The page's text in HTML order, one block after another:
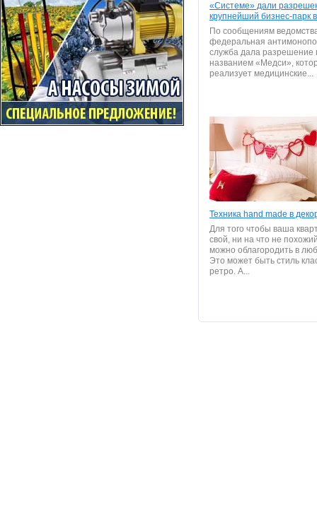
«Системе» дали
крупнейший бизнес-парк
По сообщениям
федеральная
служба дала разрешение
названием «Медси»,
реализует медицинские...
Техника hand made в
Для того чтобы ваша
свой, ни на что не
можно облагородить в
Это может быть стиль
ретро. А...